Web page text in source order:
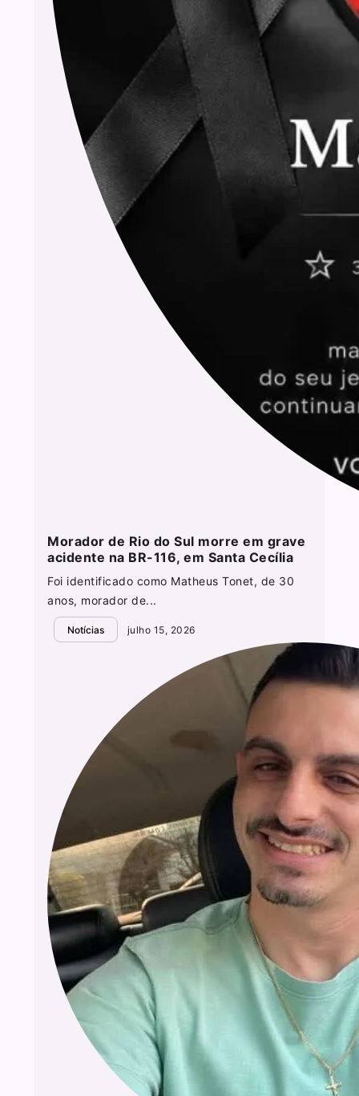
Morador de Rio do Sul morre em grave
acidente na BR-116, em Santa Cecília
Foi identificado como Matheus Tonet, de 30
anos, morador de...
Notícias julho 15, 2026